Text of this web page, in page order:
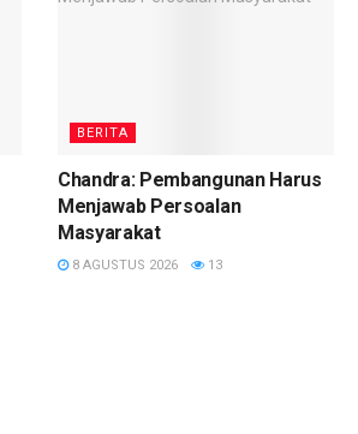
BERITA
Chandra: Pembangunan Harus
Menjawab Persoalan
Masyarakat
8 AGUSTUS 2026 13